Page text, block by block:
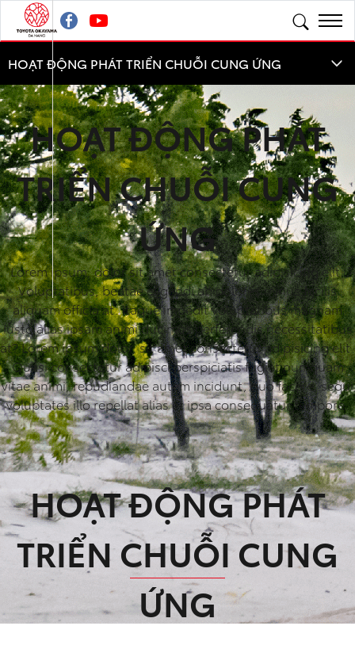
HOẠT ĐỘNG PHÁT
TRIỂN CHUỖI CUNG
ỨNG
Lorem ipsum, dolor sit amet consectetur adipisicing elit.
Voluptatibus, beatae eligendi ab dolores minus facilis
aliquam officia at. Itaque impedit voluptatibus magnam
iusto alias ipsam animi ducimus perferendis necessitatibus
at? Lorem ipsum dolor, sit amet consectetur adipisicing elit.
Quasi consectetur adipisci perspiciatis fugiat numquam
vitae animi, repudiandae autem incidunt, quo facere, sequi
voluptates illo repellat alias et ipsa consequatur tempore.
HOẠT ĐỘNG PHÁT
TRIỂN CHUỖI CUNG
ỨNG